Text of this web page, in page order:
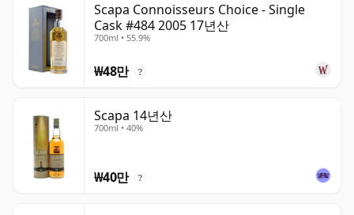
Scapa Connoisseurs Choice - Single
Cask #484 2005 17년산
700ml • 55.9%
₩48만 ?
Scapa 14년산
700ml • 40%
₩40만 ?